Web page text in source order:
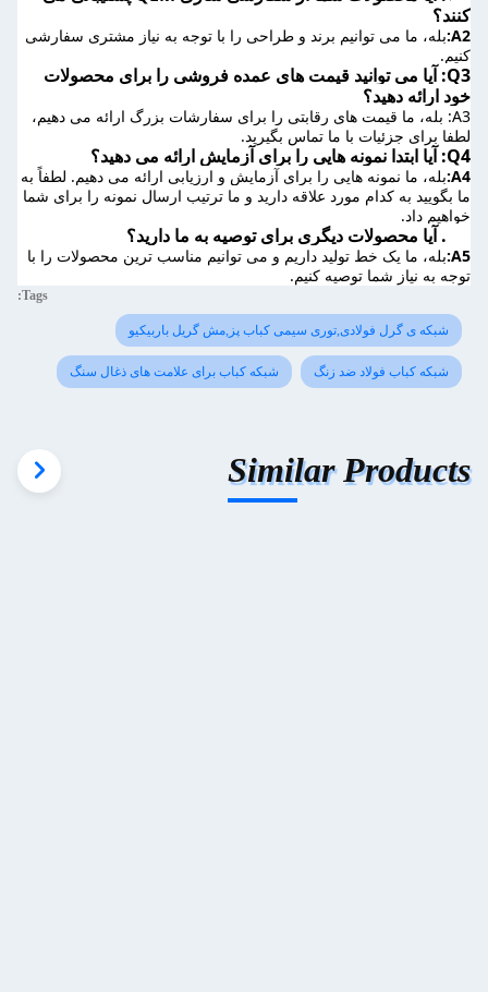
کنند؟
A2:
کنیم.
خود ارائه دهید؟
لطفا برای جزئیات با ما تماس بگیرید.
Q4: آیا ابتدا نمونه هایی را برای آزمایش ارائه می دهید؟
A4:
خواهیم داد.
A5:
توجه به نیاز شما توصیه کنیم.
Tags:
شبکه ی گرل فولادی,توری سیمی کباب پز,مش گریل باربیکیو
شبکه کباب فولاد ضد زنگ شبکه کباب برای علامت های ذغال سنگ
Similar Products